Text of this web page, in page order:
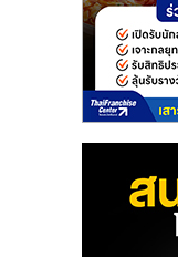
ขาย
หน้า